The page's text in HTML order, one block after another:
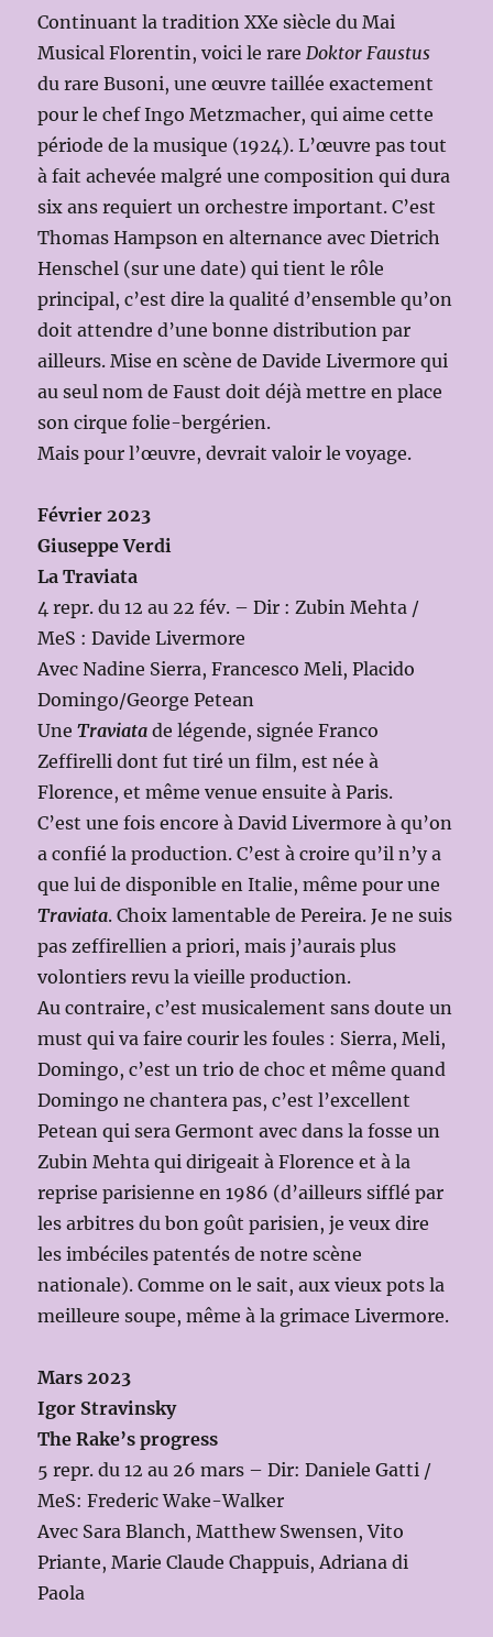
Continuant la tradition XXe siècle du Mai
Musical Florentin, voici le rareDoktor Faustus
du rare Busoni, une œuvre taillée exactement
pour le chef Ingo Metzmacher, qui aime cette
période de la musique (1924). L’œuvre pas tout
à fait achevée malgré une composition qui dura
six ans requiert un orchestre important. C’est
Thomas Hampson en alternance avec Dietrich
Henschel (sur une date) qui tient le rôle
principal, c’est dire la qualité d’ensemble qu’on
doit attendre d’une bonne distribution par
ailleurs. Mise en scène de Davide Livermore qui
au seul nom de Faust doit déjà mettre en place
son cirque folie-bergérien.
Mais pour l’œuvre, devrait valoir le voyage.
Février 2023
Giuseppe Verdi
La Traviata
4 repr. du 12 au 22 fév. – Dir : Zubin Mehta /
MeS : Davide Livermore
Avec Nadine Sierra, Francesco Meli, Placido
Domingo/George Petean
UneTraviata de légende, signée Franco
Zeffirelli dont fut tiré un film, est née à
Florence, et même venue ensuite à Paris.
C’est une fois encore à David Livermore à qu’on
a confié la production. C’est à croire qu’il n’y a
que lui de disponible en Italie, même pour une
Traviata. Choix lamentable de Pereira. Je ne suis
pas zeffirellien a priori, mais j’aurais plus
volontiers revu la vieille production.
Au contraire, c’est musicalement sans doute un
must qui va faire courir les foules : Sierra, Meli,
Domingo, c’est un trio de choc et même quand
Domingo ne chantera pas, c’est l’excellent
Petean qui sera Germont avec dans la fosse un
Zubin Mehta qui dirigeait à Florence et à la
reprise parisienne en 1986 (d’ailleurs sifflé par
les arbitres du bon goût parisien, je veux dire
les imbéciles patentés de notre scène
nationale). Comme on le sait, aux vieux pots la
meilleure soupe, même à la grimace Livermore.
Mars 2023
Igor Stravinsky
The Rake’s progress
5 repr. du 12 au 26 mars – Dir: Daniele Gatti /
MeS: Frederic Wake-Walker
Avec Sara Blanch, Matthew Swensen, Vito
Priante, Marie Claude Chappuis, Adriana di
Paola